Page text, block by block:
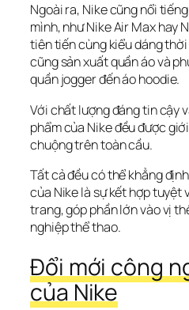
Ngoài ra, Nike cũng nổi
mình, như Nike Air Max hay
tiên tiến cùng kiểu dáng
cũng sản xuất quần áo và
quần jogger đến áo hoodie.
Với chất lượng đáng tin cậy
phẩm của Nike đều được
chuộng trên toàn cầu.
Tất cả đều có thể khẳng
của Nike là sự kết hợp tuyệt
trang, góp phần lớn vào vị
nghiệp thể thao.
Đổi mới công
của Nike